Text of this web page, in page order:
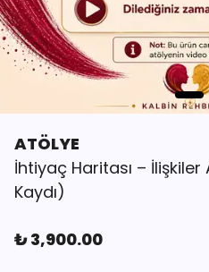
ATÖLYE
İhtiyaç Haritası –
Kaydı)
₺ 3,900.00